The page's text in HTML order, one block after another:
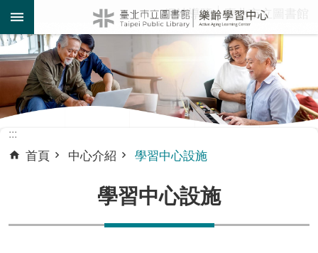
跳到主要內容區塊 網站導覽 臺北市立圖書館
:::
首頁 中心介紹 學習中心設施
學習中心設施